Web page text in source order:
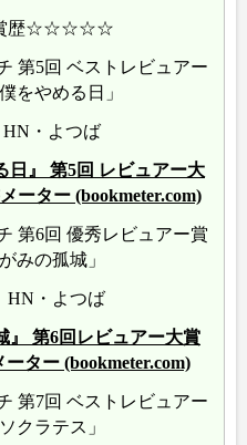
歴☆☆☆☆☆
第5回 ベストレビュアー
をやめる日」
・よつば
日』 第5回 レビュアー大
ーター (bookmeter.com)
第6回 優秀レビュアー賞
の孤城」
・よつば
第6回レビュアー大賞
ター (bookmeter.com)
第7回 ベストレビュアー
クラテス」